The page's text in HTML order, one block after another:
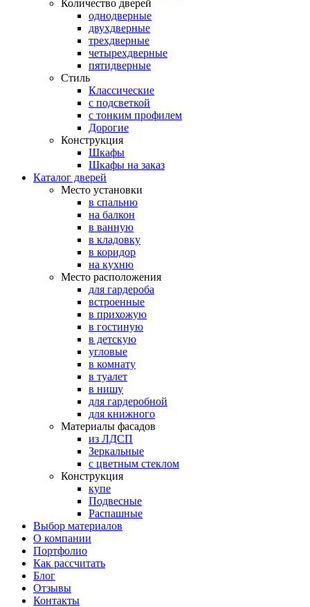
Количество дверей
однодверные
двухдверные
трехдверные
четырехдверные
пятидверные
Стиль
Классические
с подсветкой
с тонким профилем
Дорогие
Конструкция
Шкафы
Шкафы на заказ
Каталог дверей
Место установки
в спальню
на балкон
в ванную
в кладовку
в коридор
на кухню
Место расположения
для гардероба
встроенные
в прихожую
в гостиную
в детскую
угловые
в комнату
в туалет
в нишу
для гардеробной
для книжного
Материалы фасадов
из ЛДСП
Зеркальные
с цветным стеклом
Конструкция
купе
Подвесные
Распашные
Выбор материалов
О компании
Портфолио
Как рассчитать
Блог
Отзывы
Контакты